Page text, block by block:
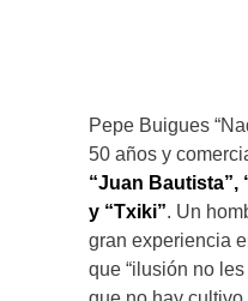
Pepe Buigues
50 años y
“Juan Bautista”,
y “Txiki”. Un
gran experiencia
que “ilusión no